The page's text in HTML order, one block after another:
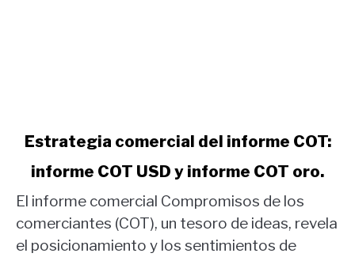
link
Estrategia
comercial
del
informe
COT:
Estrategia comercial del informe COT:
informe COT USD y informe COT oro.
El informe comercial Compromisos de los
comerciantes (COT), un tesoro de ideas, revela
el posicionamiento y los sentimientos de